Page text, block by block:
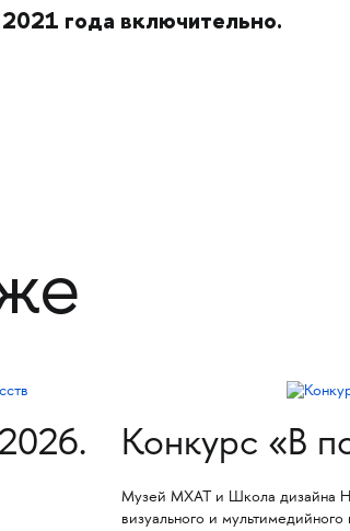
года включительно.
Конкурс «В
Музей МХАТ и Школа дизайна
визуального и мультимедийного